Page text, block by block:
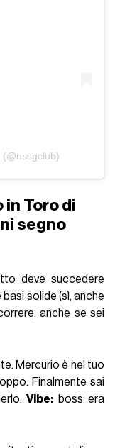
Toro di
segno
deve succedere
solide (sì, anche
anche se sei
Mercurio è nel tuo
Finalmente sai
Vibe:boss era